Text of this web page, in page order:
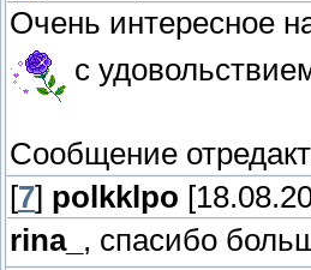
Очень интересное
с
Сообщение
[7] polkklpo
rina_ , спасибо